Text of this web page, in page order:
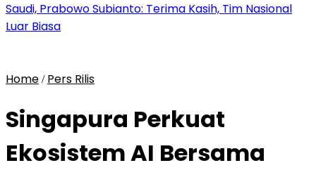
Saudi, Prabowo Subianto: Terima Kasih, Tim Nasional
Luar Biasa
Home / Pers Rilis
Singapura Perkuat
Ekosistem AI Bersama